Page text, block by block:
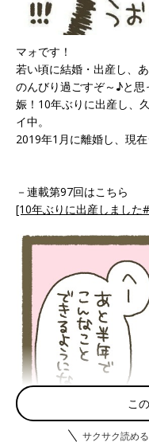
マォです！
若い頃に結婚・出産し、
のんびり過ごすぞ～♪と思
娠！10年ぶりに出産し、
イ中。
2019年1月に離婚し、現
－連載第97回はこちら
[10年ぶりに出産しまし
こ
サクサク読め